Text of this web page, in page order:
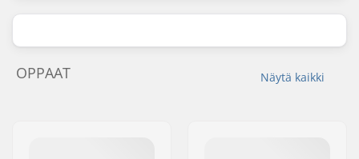
Näytä kaikki
OPPAAT